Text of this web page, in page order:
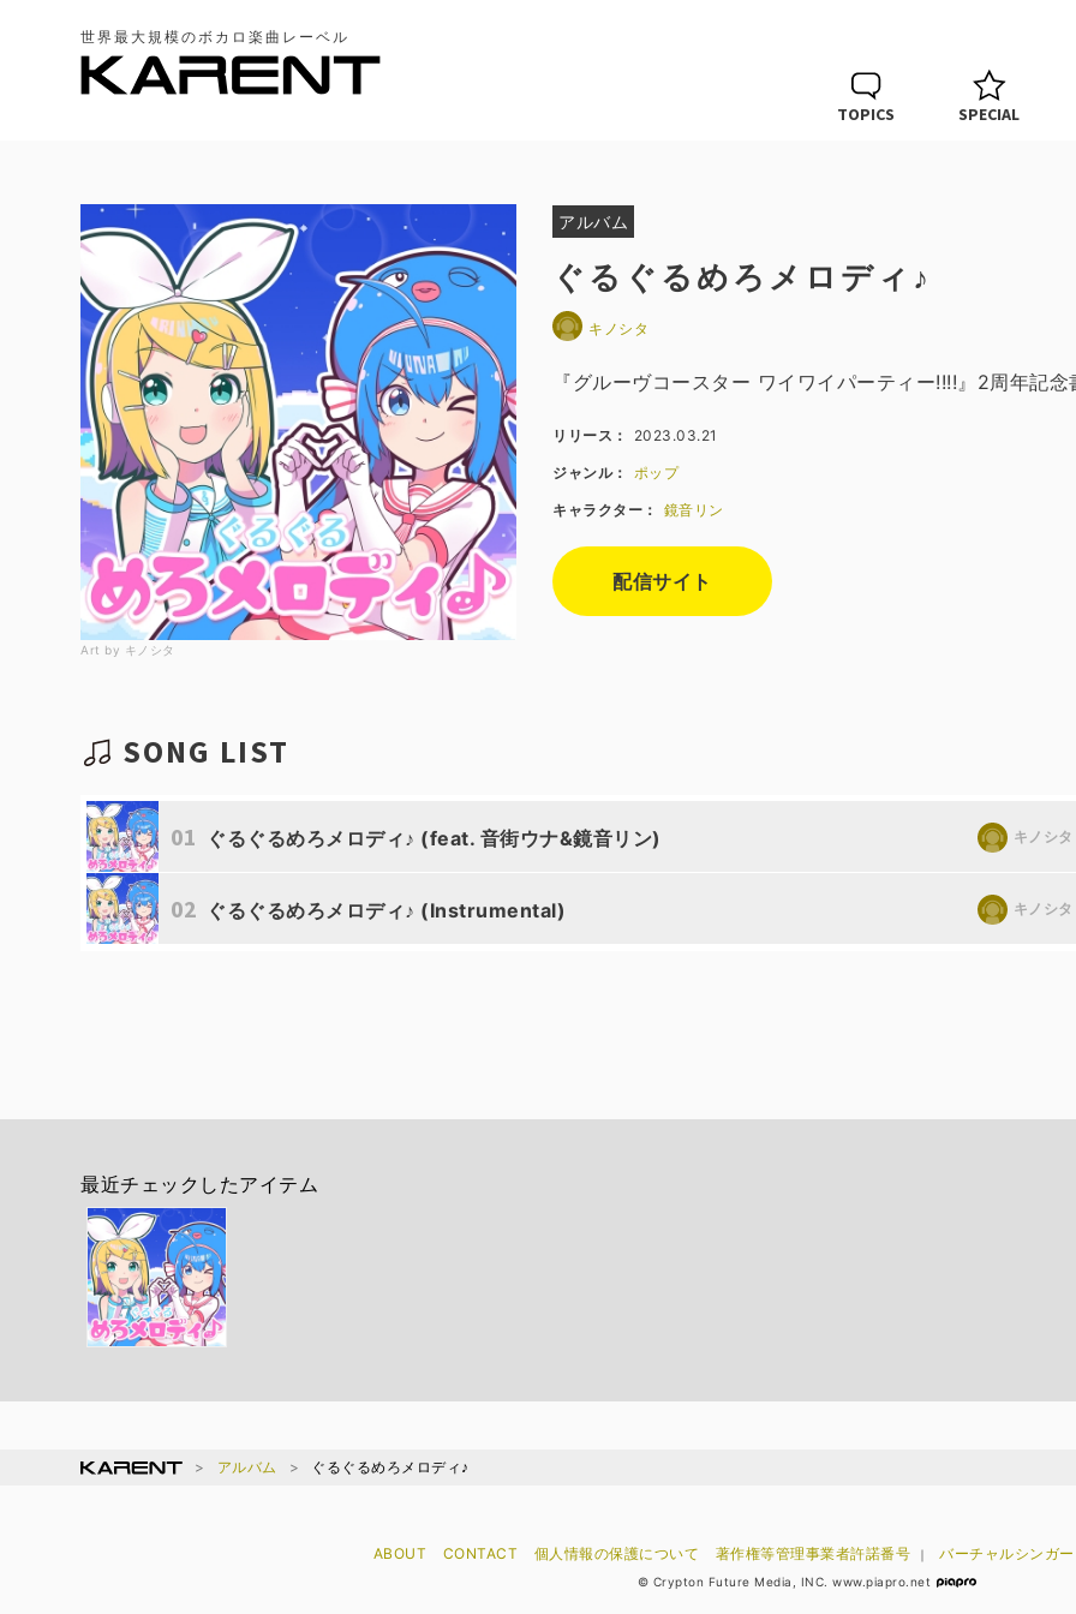
世界最大規模のボカロ楽曲レーベル
TOPICS SPECIAL
Art by キノシタ
アルバム
ぐるぐるめろメロディ♪
キノシタ
『グルーヴコースター ワイワイパーティー!!!!』2周年記念
リリース： 2023.03.21
ジャンル： ポップ
キャラクター： 鏡音リン
配信サイト
SONG LIST
01 ぐるぐるめろメロディ♪ (feat. 音街ウナ&鏡音リン) キノシタ
02 ぐるぐるめろメロディ♪ (Instrumental) キノシタ
最近チェックしたアイテム
アルバム ぐるぐるめろメロディ♪
ABOUT CONTACT 個人情報の保護について 著作権等管理事業者許諾番号 ｜ バーチャルシンガ
© Crypton Future Media, INC. www.piapro.net